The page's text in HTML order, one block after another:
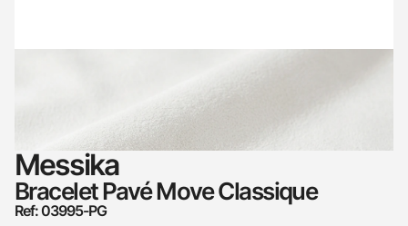
Messika
Bracelet Pavé Move Classique
Ref: 03995-PG